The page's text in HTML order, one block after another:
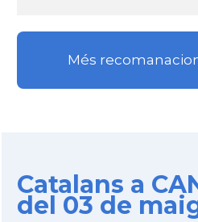
Més
Catalans a
del 03 de